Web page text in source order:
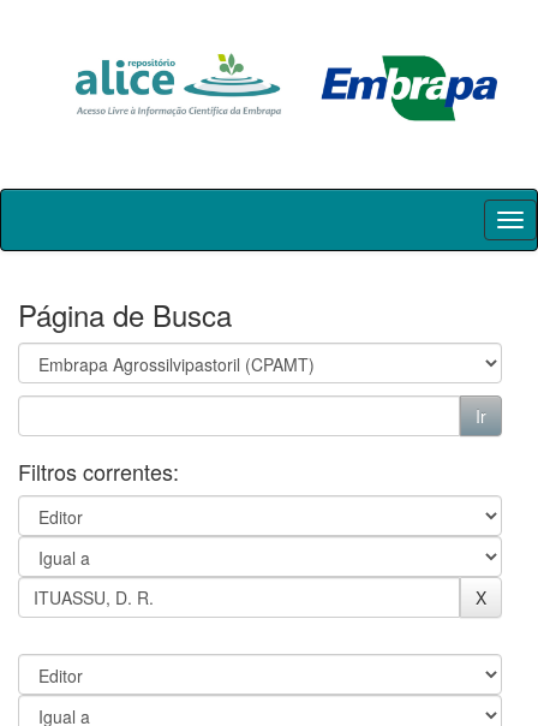
Skip
Página de Busca
Filtros correntes: